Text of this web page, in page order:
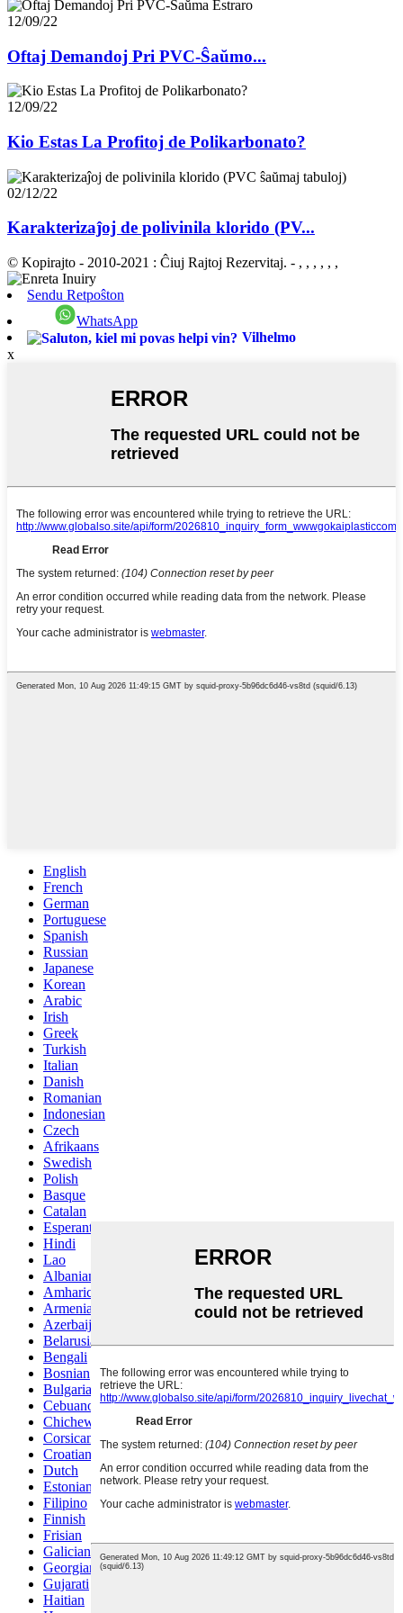
12/09/22
Oftaj Demandoj Pri PVC-Ŝaŭmo...
12/09/22
Kio Estas La Profitoj de Polikarbonato?
02/12/22
Karakterizaĵoj de polivinila klorido (PV...
© Kopirajto - 2010-2021 : Ĉiuj Rajtoj Rezervitaj. - , , , , , ,
Sendu Retpoŝton
WhatsApp
Vilhelmo
x
English
French
German
Portuguese
Spanish
Russian
Japanese
Korean
Arabic
Irish
Greek
Turkish
Italian
Danish
Romanian
Indonesian
Czech
Afrikaans
Swedish
Polish
Basque
Catalan
Esperanto
Hindi
Lao
Albanian
Amharic
Armenian
Azerbaijani
Belarusian
Bengali
Bosnian
Bulgarian
Cebuano
Chichewa
Corsican
Croatian
Dutch
Estonian
Filipino
Finnish
Frisian
Galician
Georgian
Gujarati
Haitian